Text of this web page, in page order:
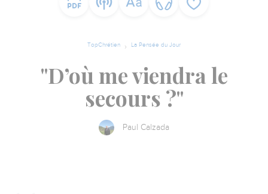
TopChrétien La Pensée du Jour
"D’où me viendra le
secours ?"
Paul Calzada